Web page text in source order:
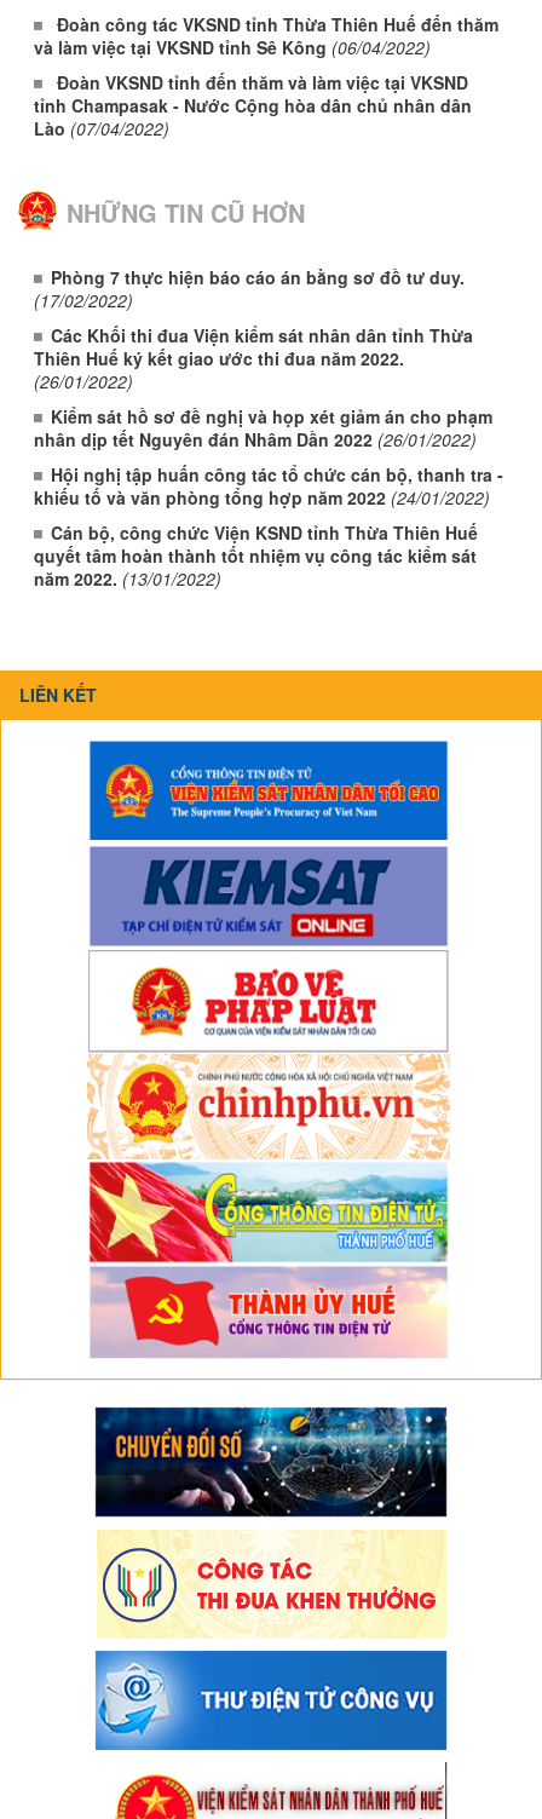
Đoàn công tác VKSND tỉnh Thừa Thiên Huế đến thăm
và làm việc tại VKSND tỉnh Sê Kông (06/04/2022)
Đoàn VKSND tỉnh đến thăm và làm việc tại VKSND
tỉnh Champasak - Nước Cộng hòa dân chủ nhân dân
Lào (07/04/2022)
NHỮNG TIN CŨ HƠN
Phòng 7 thực hiện báo cáo án bằng sơ đồ tư duy.
(17/02/2022)
Các Khối thi đua Viện kiểm sát nhân dân tỉnh Thừa
Thiên Huế ký kết giao ước thi đua năm 2022.
(26/01/2022)
Kiểm sát hồ sơ đề nghị và họp xét giảm án cho phạm
nhân dịp tết Nguyên đán Nhâm Dần 2022 (26/01/2022)
Hội nghị tập huấn công tác tổ chức cán bộ, thanh tra -
khiếu tố và văn phòng tổng hợp năm 2022 (24/01/2022)
Cán bộ, công chức Viện KSND tỉnh Thừa Thiên Huế
quyết tâm hoàn thành tốt nhiệm vụ công tác kiểm sát
năm 2022. (13/01/2022)
LIÊN KẾT